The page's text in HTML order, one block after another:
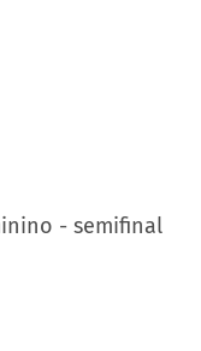
- semifinal